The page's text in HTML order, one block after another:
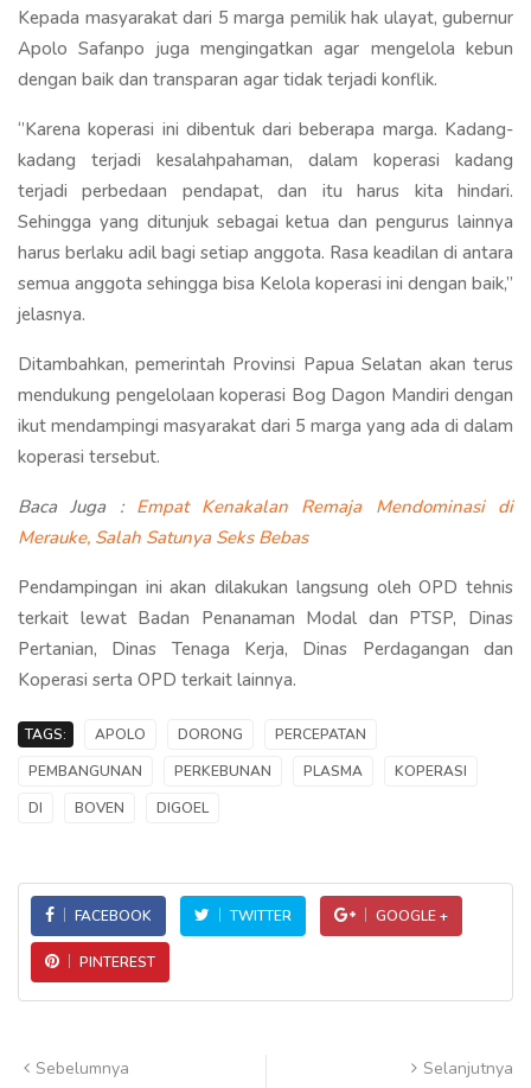
Kepada masyarakat dari 5 marga pemilik hak ulayat, gubernur
Apolo Safanpo juga mengingatkan agar mengelola kebun
dengan baik dan transparan agar tidak terjadi konflik.
‘’Karena koperasi ini dibentuk dari beberapa marga. Kadang-
kadang terjadi kesalahpahaman, dalam koperasi kadang
terjadi perbedaan pendapat, dan itu harus kita hindari.
Sehingga yang ditunjuk sebagai ketua dan pengurus lainnya
harus berlaku adil bagi setiap anggota. Rasa keadilan di antara
semua anggota sehingga bisa Kelola koperasi ini dengan baik,’’
jelasnya.
Ditambahkan, pemerintah Provinsi Papua Selatan akan terus
mendukung pengelolaan koperasi Bog Dagon Mandiri dengan
ikut mendampingi masyarakat dari 5 marga yang ada di dalam
koperasi tersebut.
Baca Juga : Empat Kenakalan Remaja Mendominasi di
Merauke, Salah Satunya Seks Bebas
Pendampingan ini akan dilakukan langsung oleh OPD tehnis
terkait lewat Badan Penanaman Modal dan PTSP, Dinas
Pertanian, Dinas Tenaga Kerja, Dinas Perdagangan dan
Koperasi serta OPD terkait lainnya.
TAGS: APOLO DORONG
PERCEPATAN
PEMBANGUNAN
PERKEBUNAN PLASMA
KOPERASI
DI
BOVEN DIGOEL
FACEBOOK TWITTER GOOGLE +
PINTEREST
Sebelumnya Selanjutnya